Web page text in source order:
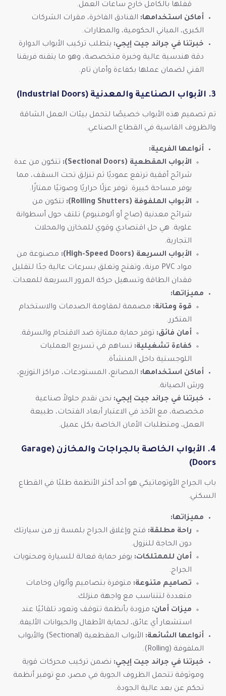
قفلها بالكامل خارج ساعات العمل.
أماكن استخدامها: الفنادق الفاخرة، مقرات الشركات
الكبرى، المباني الحكومية، والمطارات.
خبرتنا في جراند جيت إيجي: يتطلب تركيب الأبواب الدوارة
دقة هندسية عالية وخبرة متخصصة، وهو ما يتقنه فريقنا
الفني لضمان عملها بكفاءة وأمان تام.
3. الأبواب الصناعية والمعدنية (Industrial Doors)
تم تصميم هذه الأبواب خصيصًا لتحمل بيئات العمل الشاقة
والظروف القاسية في القطاع الصناعي.
أنواعها الفرعية:
الأبواب المقطعية (Sectional Doors):
تتكون من عدة
شرائح أفقية ترتفع عموديًا ثم تنزلق تحت السقف، مما
يوفر مساحة كبيرة. توفر عزلًا حراريًا وصوتيًا ممتازًا.
الأبواب الملفوفة (Rolling Shutters):
تتكون من
شرائح معدنية (صاج أو ألومنيوم) تلتف حول أسطوانة
علوية. هي حل اقتصادي وقوي للمخازن والمحلات
التجارية.
الأبواب السريعة (High-Speed Doors):
مصنوعة من
مواد PVC مرنة، وتفتح وتغلق بسرعات عالية جدًا لتقليل
فقدان الطاقة وتسهيل حركة المرور السريعة للمعدات.
مميزاتها:
قوة ومتانة: مصممة لمقاومة الصدمات والاستخدام
المتكرر.
أمان فائق: توفر حماية ممتازة ضد الاقتحام والسرقة.
كفاءة تشغيلية: تساهم في تسريع العمليات
اللوجستية داخل المنشأة.
أماكن استخدامها: المصانع، المستودعات، مراكز التوزيع،
ورش الصيانة.
خبرتنا في جراند جيت إيجي: نحن نقدم حلولاً صناعية
مخصصة، مع الأخذ في الاعتبار أبعاد الفتحات، طبيعة
العمل، ومتطلبات الأمان الخاصة بكل عميل.
4. الأبواب الخاصة بالجراجات والمخازن (Garage
Doors)
باب الجراج الأوتوماتيكي هو أحد أكثر الأنظمة طلبًا في القطاع
السكني.
مميزاتها:
راحة مطلقة: فتح وإغلاق الجراج بلمسة زر من سيارتك
دون الحاجة للنزول.
أمان للممتلكات: يوفر حماية فعالة للسيارة ومحتويات
الجراج.
تصاميم متنوعة: متوفرة بتصاميم وألوان وخامات
متعددة لتتناسب مع واجهة منزلك.
ميزات أمان: مزودة بأنظمة تتوقف وتعود تلقائيًا عند
استشعار أي عائق، لحماية الأطفال والحيوانات الأليفة.
أنواعها الشائعة:
الأبواب المقطعية (Sectional) والأبواب
الملفوفة (Rolling).
خبرتنا في جراند جيت إيجي: نضمن تركيب محركات قوية
وموثوقة تتحمل الظروف الجوية في مصر، مع توفير أنظمة
تحكم عن بعد عالية الجودة.